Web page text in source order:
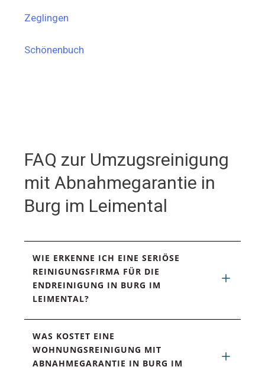
Zeglingen
Schönenbuch
FAQ zur Umzugsreinigung
mit Abnahmegarantie in
Burg im Leimental
WIE ERKENNE ICH EINE SERIÖSE
REINIGUNGSFIRMA FÜR DIE
ENDREINIGUNG IN BURG IM
LEIMENTAL?
WAS KOSTET EINE
WOHNUNGSREINIGUNG MIT
ABNAHMEGARANTIE IN BURG IM